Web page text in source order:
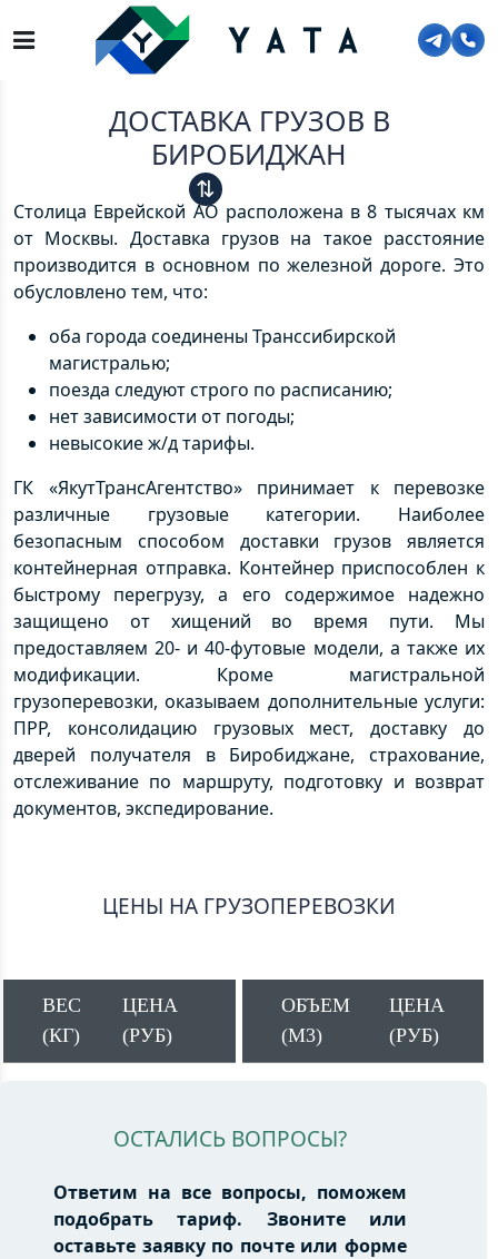
Услуги >
Доставка грузов в Биробиджан
ДОСТАВКА ГРУЗОВ В
БИРОБИДЖАН
Столица Еврейской АО расположена в 8 тысячах км
от Москвы. Доставка грузов на такое расстояние
производится в основном по железной дороге. Это
обусловлено тем, что:
оба города соединены Транссибирской
магистралью;
поезда следуют строго по расписанию;
нет зависимости от погоды;
невысокие ж/д тарифы.
ГК «ЯкутТрансАгентство» принимает к перевозке
различные грузовые категории. Наиболее
безопасным способом доставки грузов является
контейнерная отправка. Контейнер приспособлен к
быстрому перегрузу, а его содержимое надежно
защищено от хищений во время пути. Мы
предоставляем 20- и 40-футовые модели, а также их
модификации. Кроме магистральной
грузоперевозки, оказываем дополнительные услуги:
ПРР, консолидацию грузовых мест, доставку до
дверей получателя в Биробиджане, страхование,
отслеживание по маршруту, подготовку и возврат
документов, экспедирование.
ЦЕНЫ НА ГРУЗОПЕРЕВОЗКИ
ВЕС
(КГ)
ЦЕНА
(РУБ)
ОБЪЕМ
(М3)
ЦЕНА
(РУБ)
ОСТАЛИСЬ ВОПРОСЫ?
Ответим на все вопросы, поможем
подобрать тариф. Звоните или
оставьте заявку по почте или форме
⇅